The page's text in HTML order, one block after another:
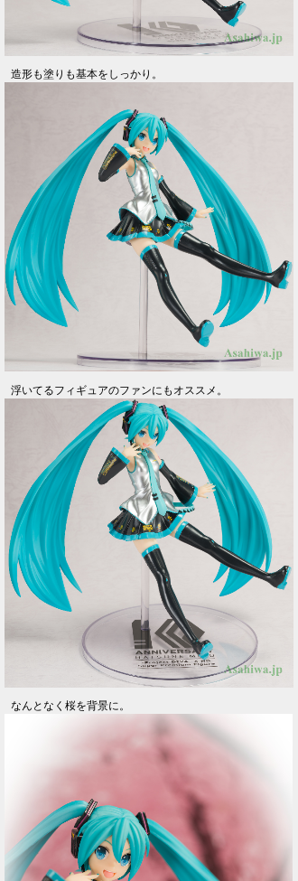
造形も塗りも基本をしっかり。
浮いてるフィギュアのファンにもオススメ。
なんとなく桜を背景に。